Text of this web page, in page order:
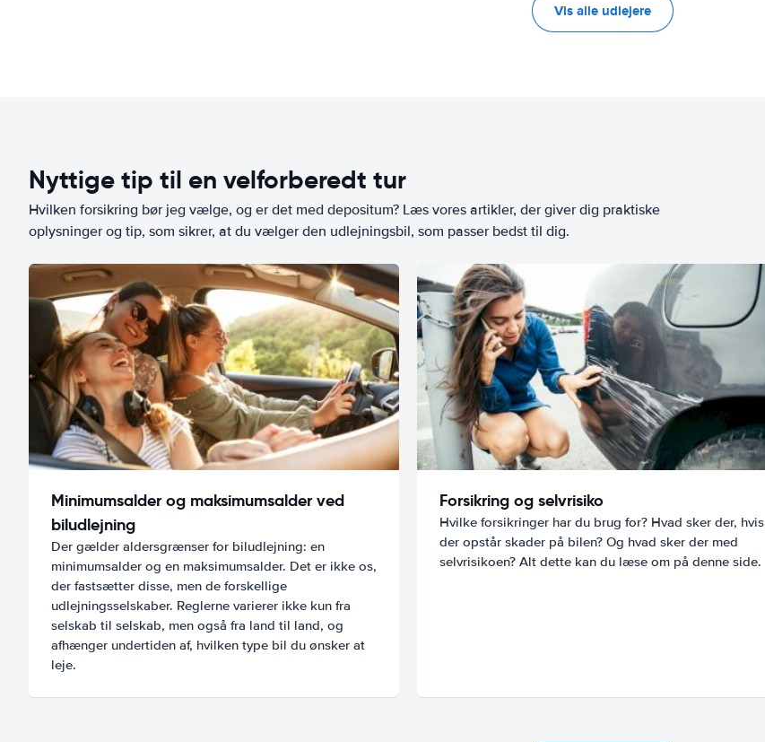
Vis alle udlejere
Nyttige tip til en velforberedt tur
Hvilken forsikring bør jeg vælge, og er det med depositum? Læs vores artikler, der giver dig praktiske
oplysninger og tip, som sikrer, at du vælger den udlejningsbil, som passer bedst til dig.
Minimumsalder og maksimumsalder ved
biludlejning
Der gælder aldersgrænser for biludlejning: en
minimumsalder og en maksimumsalder. Det er ikke os,
der fastsætter disse, men de forskellige
udlejningsselskaber. Reglerne varierer ikke kun fra
selskab til selskab, men også fra land til land, og
afhænger undertiden af, hvilken type bil du ønsker at
leje.
Forsikring og selvrisiko
Hvilke forsikringer har du brug for? Hvad sker der, hvis
der opstår skader på bilen? Og hvad sker der med
selvrisikoen? Alt dette kan du læse om på denne side.